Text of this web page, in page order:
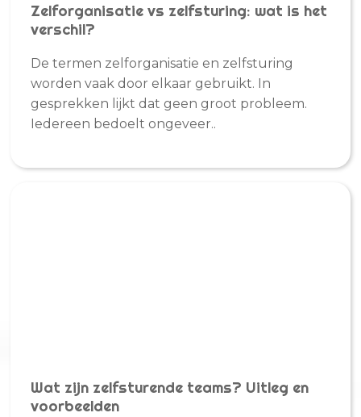
Zelforganisatie vs zelfsturing: wat is het
verschil?
De termen zelforganisatie en zelfsturing
worden vaak door elkaar gebruikt. In
gesprekken lijkt dat geen groot probleem.
Iedereen bedoelt ongeveer..
Wat zijn zelfsturende teams? Uitleg en
voorbeelden